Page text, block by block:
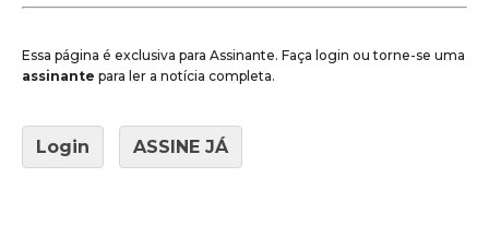
Essa página é exclusiva para Assinante. Faça login ou torne-se uma
assinante para ler a notícia completa.
Login ASSINE JÁ